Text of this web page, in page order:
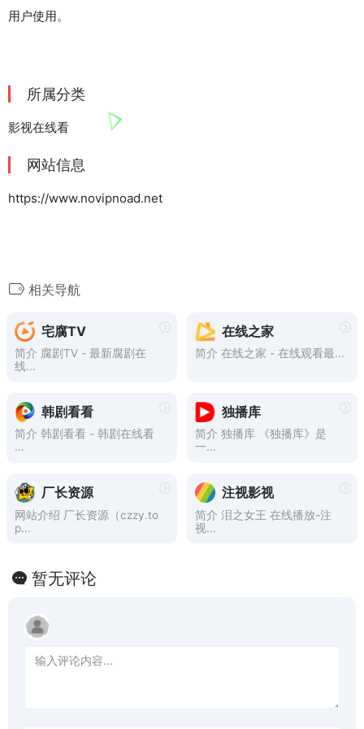
用户使用。
所属分类
影视在线看
网站信息
https://www.novipnoad.net
相关导航
宅腐TV
简介 腐剧TV - 最新腐剧在
线...
在线之家
简介 在线之家 - 在线观看最...
韩剧看看
简介 韩剧看看 - 韩剧在线看
...
独播库
简介 独播库 《独播库》是
一...
厂长资源
网站介绍 厂长资源（czzy.to
p...
注视影视
简介 泪之女王 在线播放-注
视...
暂无评论